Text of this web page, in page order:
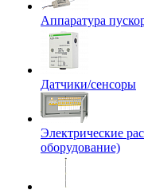
Аппаратура
Датчики/сенсоры
Электрические
оборудование)